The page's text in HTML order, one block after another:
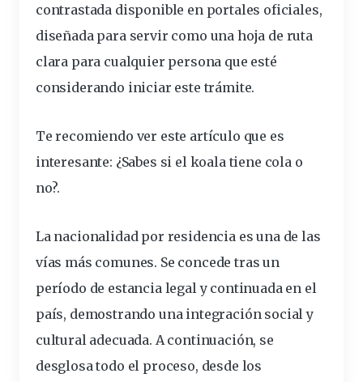
contrastada disponible en portales oficiales,
diseñada para servir como una hoja de ruta
clara para cualquier persona que esté
considerando iniciar este trámite.
Te recomiendo ver este artículo que es
interesante: ¿Sabes si el koala tiene cola o
no?.
La nacionalidad por residencia es una de las
vías más comunes. Se concede tras un
período de estancia legal y continuada en el
país, demostrando una integración social y
cultural adecuada. A continuación, se
desglosa todo el proceso, desde los